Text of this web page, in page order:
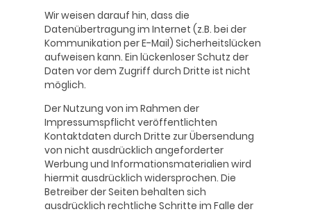
Wir weisen darauf hin, dass die
Datenübertragung im Internet (z.B. bei der
Kommunikation per E-Mail) Sicherheitslücken
aufweisen kann. Ein lückenloser Schutz der
Daten vor dem Zugriff durch Dritte ist nicht
möglich.
Der Nutzung von im Rahmen der
Impressumspflicht veröffentlichten
Kontaktdaten durch Dritte zur Übersendung
von nicht ausdrücklich angeforderter
Werbung und Informationsmaterialien wird
hiermit ausdrücklich widersprochen. Die
Betreiber der Seiten behalten sich
ausdrücklich rechtliche Schritte im Falle der